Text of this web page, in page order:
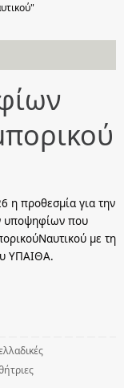
η προθεσμία για την
υποψηφίων που
με τη
ΥΠΑΙΘΑ.